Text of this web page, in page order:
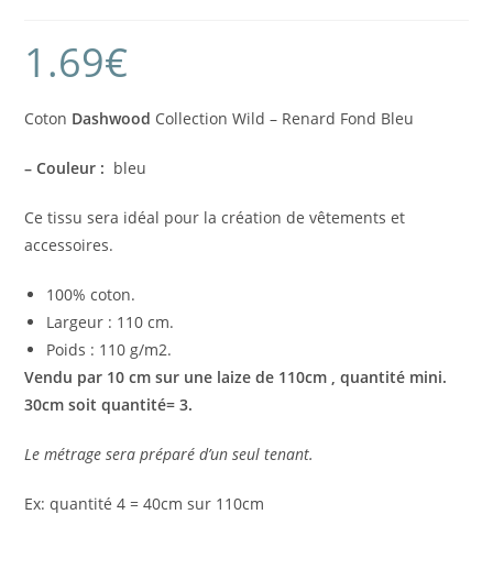
1.69€
Coton Dashwood Collection Wild – Renard Fond Bleu
– Couleur : bleu
Ce tissu sera idéal pour la création de vêtements et
accessoires.
100% coton.
Largeur : 110 cm.
Poids : 110 g/m2.
Vendu par 10 cm sur une laize de 110cm , quantité mini.
30cm soit quantité= 3.
Le métrage sera préparé d’un seul tenant.
Ex: quantité 4 = 40cm sur 110cm